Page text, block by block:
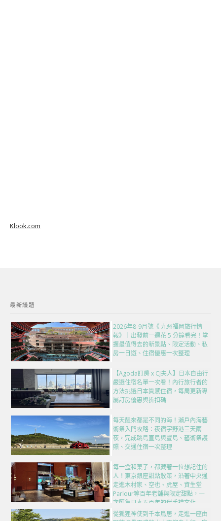
Klook.com
最新議題
2026年8-9月號《 九州福岡旅行情
報》｜出發前一週花 5 分鐘看完！掌
握最值得去的新景點、限定活動、私
房一日遊、住宿優惠一次整理
【Agoda訂房 x CJ夫人】日本自由行
嚴選住宿名單一次看！內行旅行者的
方法挑選日本質感住宿，每周更新專
屬訂房優惠與折扣碼
每天醒來都是不同的海！瀨戶內海藝
術祭入門攻略：夜宿宇野港三天兩
夜，完成跳島直島與豐島、藝術祭護
照、交通住宿一次整理
每一盒和菓子，都藏著一位想記住的
人！東京銀座甜點散策，沿著中央通
走進木村家、空也、虎屋、資生堂
Parlour等百年老舖與限定甜點，一
次匯集日本五百年的伴手禮文化
從狐狸神使到千本鳥居，走進一座由